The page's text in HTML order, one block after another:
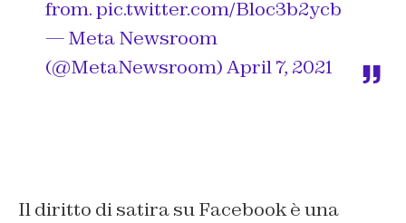
from.pic.twitter.com/Bloc3b2ycb
— Meta Newsroom
(@MetaNewsroom)April 7, 2021
Il diritto di satira su Facebook è una